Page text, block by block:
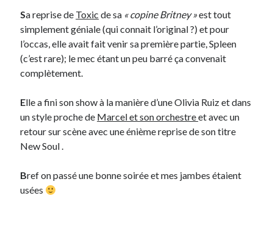
Mini-monsieur
Non classé
Parole de Follower
Patchwork
Photos
Proust
Sons
Sorties cuculturelles
Tavukoi
Sa reprise de Toxic de sa « copine Britney »est tout
simplement géniale (qui connait l’original ?) et pour
l’occas, elle avait fait venir sa première partie, Spleen
(c’est rare); le mec étant un peu barré ça convenait
complètement.
Elle a fini son show à la manière d’une Olivia Ruiz et dans
un style proche de Marcel et son orchestreet avec un
retour sur scène avec une énième reprise de son titre
New Soul .
Bref on passé une bonne soirée et mes jambes étaient
usées